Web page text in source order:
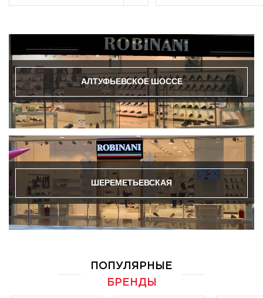
АЛТУФЬЕВСКОЕ ШОССЕ
ШЕРЕМЕТЬЕВСКАЯ
ПОПУЛЯРНЫЕ
БРЕНДЫ